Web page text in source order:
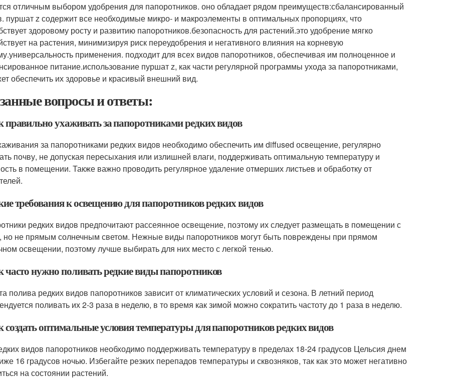
отличным выбором удобрения для папоротников. оно обладает рядом преимуществ:сбалансированный
пуршат z содержит все необходимые микро- и макроэлементы в оптимальных пропорциях, что
здоровому росту и развитию папоротников.безопасность для растений.это удобрение мягко
на растения, минимизируя риск переудобрения и негативного влияния на корневую
применения. подходит для всех видов папоротников, обеспечивая им полноценное и
питание.использование пуршат z, как части регулярной программы ухода за папоротниками,
обеспечить их здоровье и красивый внешний вид.
вопросы и ответы:
правильно ухаживать за папоротниками редких видов
за папоротниками редких видов необходимо обеспечить им diffused освещение, регулярно
почву, не допуская пересыхания или излишней влаги, поддерживать оптимальную температуру и
в помещении. Также важно проводить регулярное удаление отмерших листьев и обработку от
требования к освещению для папоротников редких видов
редких видов предпочитают рассеянное освещение, поэтому их следует размещать в помещении с
но не прямым солнечным светом. Нежные виды папоротников могут быть повреждены при прямом
освещении, поэтому лучше выбирать для них место с легкой тенью.
часто нужно поливать редкие виды папоротников
полива редких видов папоротников зависит от климатических условий и сезона. В летний период
поливать их 2-3 раза в неделю, в то время как зимой можно сократить частоту до 1 раза в неделю.
создать оптимальные условия температуры для папоротников редких видов
видов папоротников необходимо поддерживать температуру в пределах 18-24 градусов Цельсия днем
16 градусов ночью. Избегайте резких перепадов температуры и сквозняков, так как это может негативно
на состоянии растений.